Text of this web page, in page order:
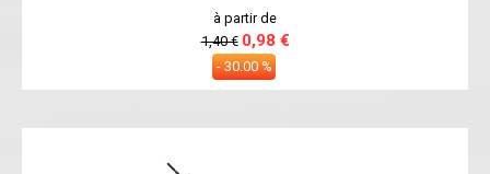
à partir de
1,40 € 0,98 €
- 30.00 %